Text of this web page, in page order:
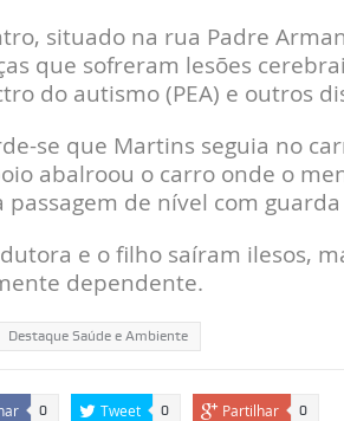
situado na rua Padre
que sofreram lesões
do autismo (PEA) e outros
se que Martins seguia no
abalroou o carro onde o
passagem de nível com
e o filho saíram ilesos,
dependente.
Destaque Saúde e Ambiente
0 Tweet 0 Partilhar 0